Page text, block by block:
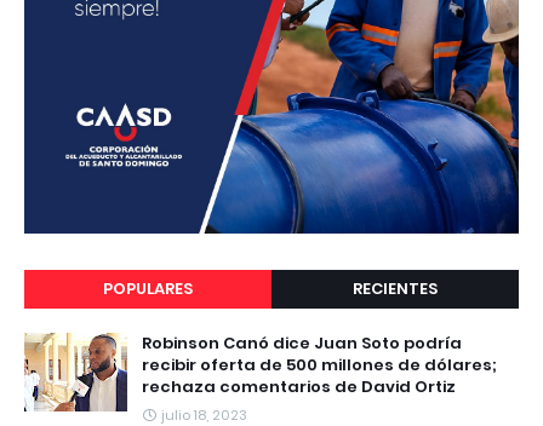
POPULARES RECIENTES
Robinson Canó dice Juan Soto podría
recibir oferta de 500 millones de dólares;
rechaza comentarios de David Ortiz
julio 18, 2023